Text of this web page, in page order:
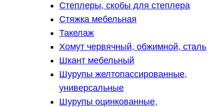
Степлеры, скобы для степлера
Стяжка мебельная
Такелаж
Хомут червячный, обжимной, сталь
Шкант мебельный
Шурупы желтопассированные,
универсальные
Шурупы оцинкованные,